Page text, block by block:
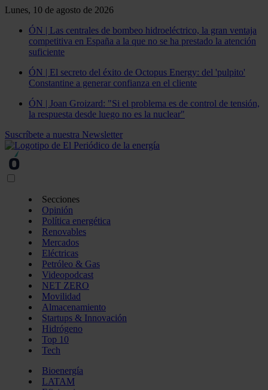
Lunes, 10 de agosto de 2026
ÓN | Las centrales de bombeo hidroeléctrico, la gran ventaja
competitiva en España a la que no se ha prestado la atención
suficiente
ÓN | El secreto del éxito de Octopus Energy: del 'pulpito'
Constantine a generar confianza en el cliente
ÓN | Joan Groizard: "Si el problema es de control de tensión,
la respuesta desde luego no es la nuclear"
Suscríbete a nuestra Newsletter
Secciones
Opinión
Política energética
Renovables
Mercados
Eléctricas
Petróleo & Gas
Videopodcast
NET ZERO
Movilidad
Almacenamiento
Startups & Innovación
Hidrógeno
Top 10
Tech
Bioenergía
LATAM